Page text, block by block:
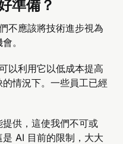
準備？
不應該將技術進步視為
。
以利用它以低成本提高
情況下。一些員工已經
供，這使我們不可或
AI 目前的限制，大大